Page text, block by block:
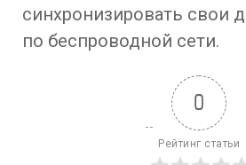
синхронизировать свои
по беспроводной сети.
0
Рейтинг статьи